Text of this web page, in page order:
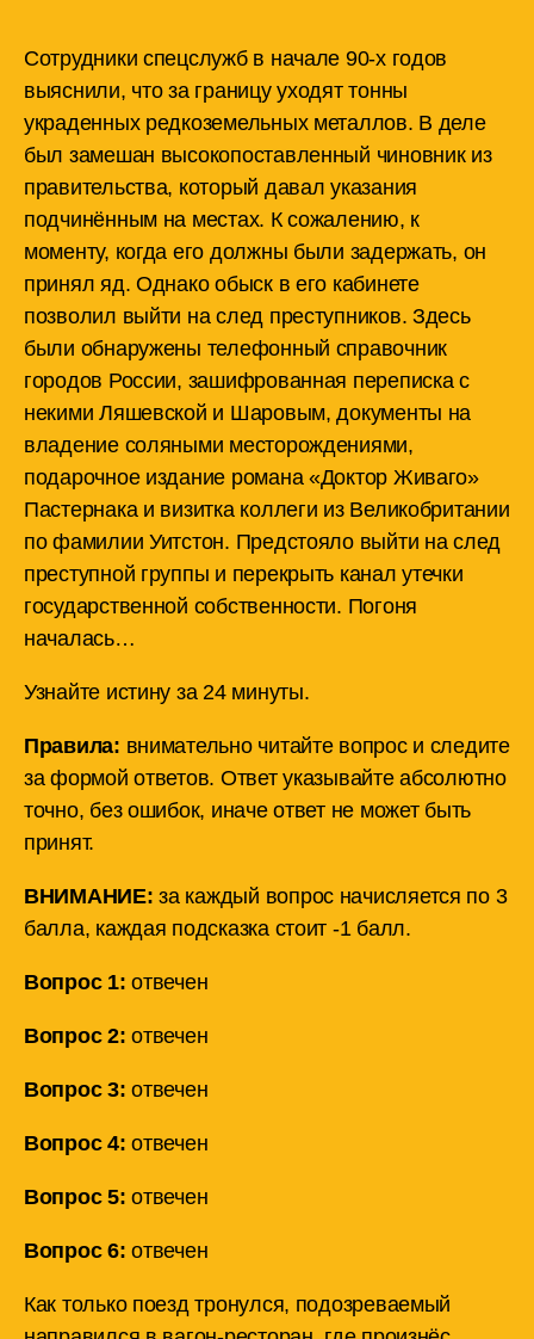
Сотрудники спецслужб в начале 90-х годов
выяснили, что за границу уходят тонны
украденных редкоземельных металлов. В деле
был замешан высокопоставленный чиновник из
правительства, который давал указания
подчинённым на местах. К сожалению, к
моменту, когда его должны были задержать, он
принял яд. Однако обыск в его кабинете
позволил выйти на след преступников. Здесь
были обнаружены телефонный справочник
городов России, зашифрованная переписка с
некими Ляшевской и Шаровым, документы на
владение соляными месторождениями,
подарочное издание романа «Доктор Живаго»
Пастернака и визитка коллеги из Великобритании
по фамилии Уитстон. Предстояло выйти на след
преступной группы и перекрыть канал утечки
государственной собственности. Погоня
началась…
Узнайте истину за 24 минуты.
Правила: внимательно читайте вопрос и следите
за формой ответов. Ответ указывайте абсолютно
точно, без ошибок, иначе ответ не может быть
принят.
ВНИМАНИЕ: за каждый вопрос начисляется по 3
балла, каждая подсказка стоит -1 балл.
Вопрос 1: отвечен
Вопрос 2: отвечен
Вопрос 3: отвечен
Вопрос 4: отвечен
Вопрос 5: отвечен
Вопрос 6: отвечен
Как только поезд тронулся, подозреваемый